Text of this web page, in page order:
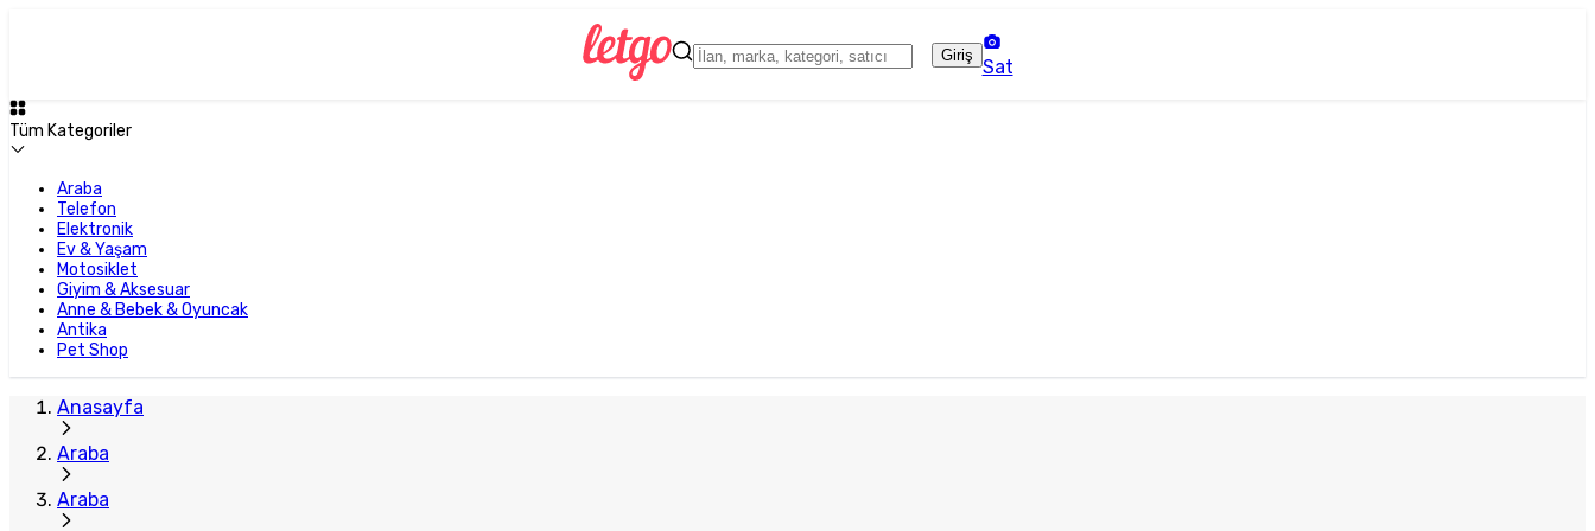
Giriş
Sat
Tüm Kategoriler
Araba
Telefon
Elektronik
Ev & Yaşam
Motosiklet
Giyim & Aksesuar
Anne & Bebek & Oyuncak
Antika
Pet Shop
Anasayfa
Araba
Araba